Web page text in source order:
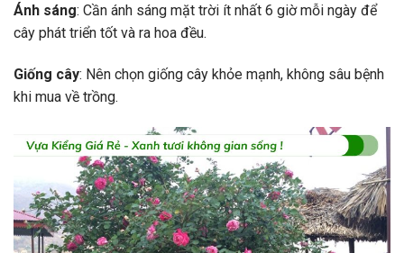
Ánh sáng: Cần ánh sáng mặt trời ít nhất 6 giờ mỗi ngày để
cây phát triển tốt và ra hoa đều.
Giống cây: Nên chọn giống cây khỏe mạnh, không sâu bệnh
khi mua về trồng.